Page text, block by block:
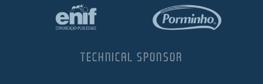
TECHNICAL SPONSOR